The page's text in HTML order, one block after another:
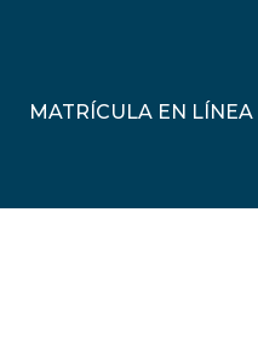
MATRÍCULA EN LÍNEA